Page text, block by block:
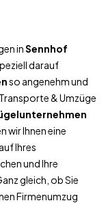
inSennhof
darauf
so angenehm und
& Umzüge
wir Ihnen eine
Ihres
und Ihre
gleich, ob Sie
Firmenumzug